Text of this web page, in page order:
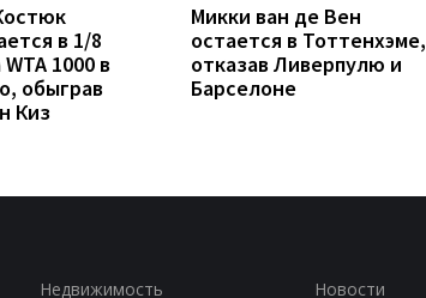
в 1/8
1000 в
обыграв
Киз
Микки ван де Вен
остается в Тоттенхэме,
отказав Ливерпулю и
Барселоне
Недвижимость Новости